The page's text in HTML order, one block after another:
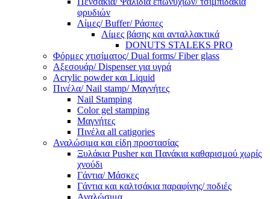
φρυδιών
Λίμες/ Buffer/ Ράσπες
Λίμες βάσης και ανταλλακτικά
DONUTS STALEKS PRO
Φόρμες χτισίματος/ Dual forms/ Fiber glass
Αξεσουάρ/ Dispenser για υγρά
Acrylic powder και Liquid
Πινέλα/ Nail stamp/ Μαγνήτες
Nail Stamping
Color gel stamping
Μαγνήτες
Πινέλα all catigories
Αναλώσιμα και είδη προστασίας
Ξυλάκια Pusher και Πανάκια καθαρισμού χωρίς
χνούδι
Γάντια/ Μάσκες
Γάντια και καλτσάκια παραφίνης/ ποδιές
Αναλώσιμα